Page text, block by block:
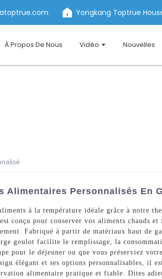
Yongkang Toptrue
À Propos De Nous Vidéo Nouvelles
Alimentaires Personnalisés En
à la température idéale grâce à notre
conçu pour conserver vos aliments chauds
Fabriqué à partir de matériaux haut de
goulot facilite le remplissage, la
pour le déjeuner ou que vous préserviez
élégant et ses options personnalisables,
alimentaire pratique et fiable. Dites